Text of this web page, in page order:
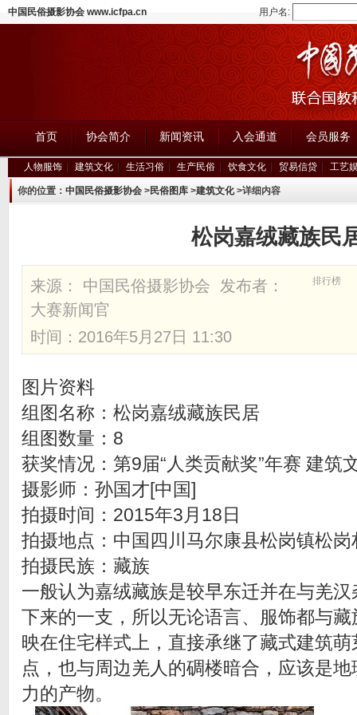
中国民俗摄影协会 www.icfpa.cn 用户名:
首页 协会简介 新闻资讯 入会通道 会员服务
人物服饰 建筑文化 生活习俗 生产民俗 饮食文化 贸易信贷 工艺
你的位置： 中国民俗摄影协会 >民俗图库 >建筑文化>详细内容
松岗嘉绒藏族民
排行榜
来源： 中国民俗摄影协会 发布者：
大赛新闻官
时间：2016年5月27日 11:30
图片资料
组图名称：松岗嘉绒藏族民居
组图数量：8
获奖情况：第9届“人类贡献奖”年赛 建筑
摄影师：孙国才[中国]
拍摄时间：2015年3月18日
拍摄地点：中国四川马尔康县松岗镇松岗
拍摄民族：藏族
一般认为嘉绒藏族是较早东迁并在与羌
下来的一支，所以无论语言、服饰都与
映在住宅样式上，直接承继了藏式建筑
点，也与周边羌人的碉楼暗合，应该是
力的产物。